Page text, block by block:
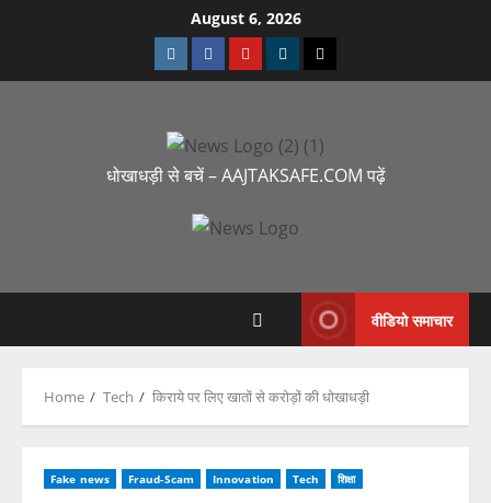
August 6, 2026
धोखाधड़ी से बचें – AAJTAKSAFE.COM पढ़ें
वीडियो समाचार
Home Tech किराये पर लिए खातों से करोड़ों की धोखाधड़ी
Fake news Fraud-Scam Innovation Tech शिक्षा